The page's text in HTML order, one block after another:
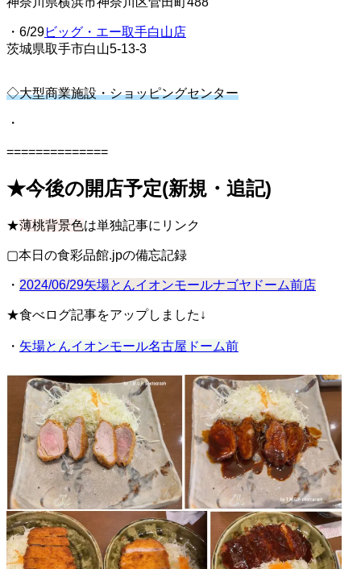
・6/29ビッグ・エー取手白山店
茨城県取手市白山5-13-3
◇大型商業施設・ショッピングセンター
・
==============
★今後の開店予定(新規・追記)
★薄桃背景色は単独記事にリンク
▢本日の食彩品館.jpの備忘記録
・ 2024/06/29矢場とんイオンモールナゴヤドーム前店
★食べログ記事をアップしました↓
・ 矢場とんイオンモール名古屋ドーム前